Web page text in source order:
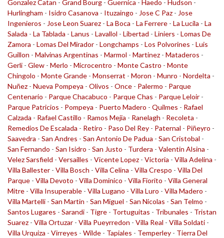
Gonzalez Catan - Grand Bourg - Guernica - Haedo - Hudson -
Hurlingham - Isidro Casanova - Ituzaingo - Jose C Paz - Jose
Ingenieros - Jose Leon Suarez - La Boca - La Ferrere - La Lucila - La
Salada - La Tablada - Lanus - Lavallol - Libertad - Liniers - Lomas De
Zamora - Lomas Del Mirador - Longchamps - Los Polvorines - Luis
Guillon - Malvinas Argentinas - Marmol - Martinez - Mataderos -
Gerli - Glew - Merlo - Microcentro - Monte Castro - Monte
Chingolo - Monte Grande - Monserrat - Moron - Munro - Nordelta -
Nuñez - Nueva Pompeya - Olivos - Once - Palermo - Parque
Centenario - Parque Chacabuco - Parque Chas - Parque Leloir -
Parque Patricios - Pompeya - Puerto Madero - Quilmes - Rafael
Calzada - Rafael Castillo - Ramos Mejia - Ranelagh - Recoleta -
Remedios De Escalada - Retiro - Paso Del Rey - Paternal - Piñeyro -
Saavedra - San Andres - San Antonio De Padua - San Cristobal -
San Fernando - San Isidro - San Justo - Turdera - Valentin Alsina -
Velez Sarsfield - Versailles - Vicente Lopez - Victoria - Villa Adelina -
Villa Ballester - Villa Bosch - Villa Celina - Villa Crespo - Villa Del
Parque - Villa Devoto - Villa Dominico - Villa Fiorito - Villa General
Mitre - Villa Insuperable - Villa Lugano - Villa Luro - Villa Madero -
Villa Martelli - San Martin - San Miguel - San Nicolas - San Telmo -
Santos Lugares - Sarandi - Tigre - Tortuguitas - Tribunales - Tristan
Suarez - Villa Ortuzar - Villa Pueyrredon - Villa Real - Villa Soldati -
Villa Urquiza - Virreyes - Wilde - Tapiales - Temperley - Tierra Del